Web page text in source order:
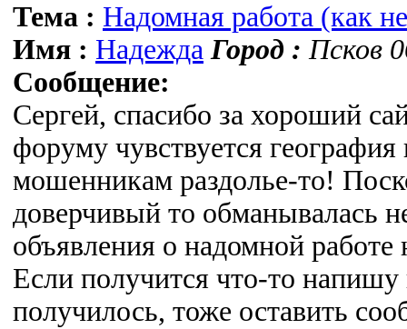
Тема : Надомная работа (как
Имя : Надежда Город : Псков
Сообщение:
Сергей, спасибо за хороший
форуму чувствуется
мошенникам раздолье-то!
доверчивый то обманывалась
объявления о надомной
Если получится что-то
получилось, тоже оставить